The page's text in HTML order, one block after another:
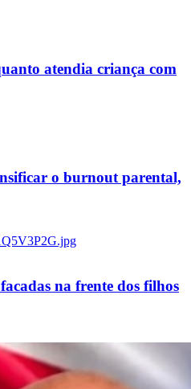
atendia criança com
o burnout parental,
na frente dos filhos